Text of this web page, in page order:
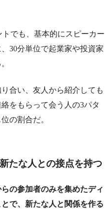
トでも、基本的にスピーカー
30分単位で起業家や投資家
合い、友人から紹介しても
をもらって会う人の3パタ
の割合だ。
たな人との接点を持つ
の参加者のみを集めたディ
で、新たな人と関係を作る